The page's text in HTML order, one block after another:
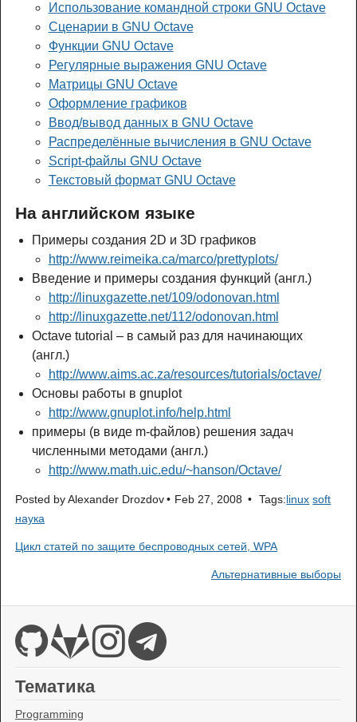
Использование командной строки GNU Octave
Сценарии в GNU Octave
Функции GNU Octave
Регулярные выражения GNU Octave
Матрицы GNU Octave
Оформление графиков
Ввод/вывод данных в GNU Octave
Распределённые вычисления в GNU Octave
Script-файлы GNU Octave
Текстовый формат GNU Octave
На английском языке
Примеры создания 2D и 3D графиков
http://www.reimeika.ca/marco/prettyplots/
Введение и примеры создания функций (англ.)
http://linuxgazette.net/109/odonovan.html
http://linuxgazette.net/112/odonovan.html
Octave tutorial – в самый раз для начинающих
(англ.)
http://www.aims.ac.za/resources/tutorials/octave/
Основы работы в gnuplot
http://www.gnuplot.info/help.html
примеры (в виде m-файлов) решения задач
численными методами (англ.)
http://www.math.uic.edu/~hanson/Octave/
Posted by Alexander Drozdov Feb 27, 2008 Tags: linux soft
наука
Цикл статей по защите беспроводных сетей, WPA
Альтернативные выборы
Тематика
Programming